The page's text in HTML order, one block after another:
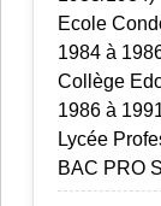
Ecole
1984 à
Collège
1986 à
Lycée
BAC PRO